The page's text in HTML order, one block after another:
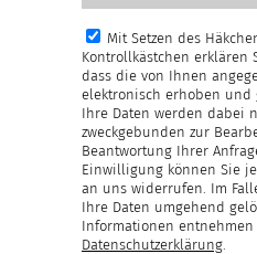
Mit Setzen des
Kontrollkästchen erklären
dass die von Ihnen
elektronisch erhoben und
Ihre Daten werden dabei
zweckgebunden zur
Beantwortung Ihrer
Einwilligung können Sie
an uns widerrufen. Im
Ihre Daten umgehend
Informationen entnehmen
Datenschutzerklärung